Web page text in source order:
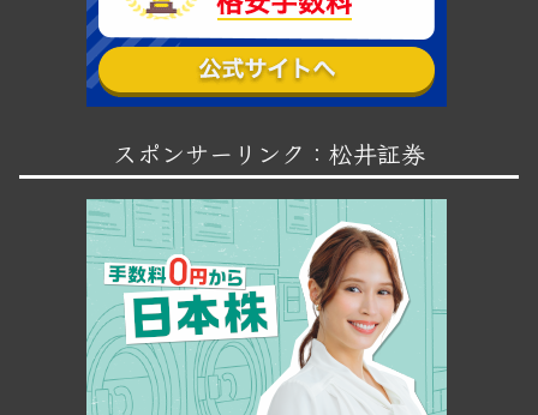
スポンサーリンク：松井証券